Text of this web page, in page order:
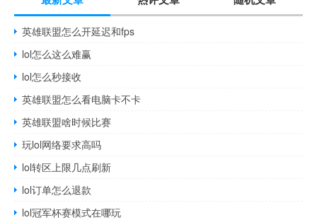
英雄联盟怎么开延迟和fps
lol怎么这么难赢
lol怎么秒接收
英雄联盟怎么看电脑卡不卡
英雄联盟啥时候比赛
玩lol网络要求高吗
lol转区上限几点刷新
lol订单怎么退款
lol冠军杯赛模式在哪玩